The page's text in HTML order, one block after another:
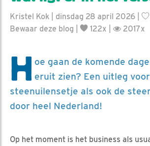
Kristel Kok | dinsdag 28 april 2026 |
Bewaar deze blog
122x | 2017x
H oe gaan de komende
eruit zien? Een uitleg
steenuilensetje als ook de
door heel Nederland!
Op het moment is het business als